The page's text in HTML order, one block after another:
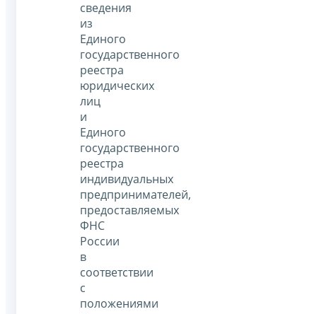
сведения
из
Единого
государственного
реестра
юридических
лиц
и
Единого
государственного
реестра
индивидуальных
предпринимателей,
предоставляемых
ФНС
России
в
соответствии
с
положениями